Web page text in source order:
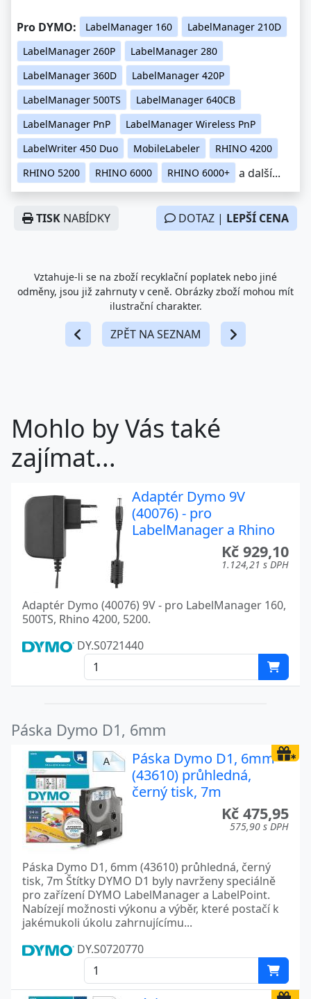
Pro DYMO: LabelManager 160
LabelManager 210D
LabelManager 260P
LabelManager 280
LabelManager 360D
LabelManager 420P
LabelManager 500TS
LabelManager 640CB
LabelManager PnP
LabelManager Wireless PnP
LabelWriter 450 Duo
MobileLabeler
RHINO 4200
RHINO 5200
RHINO 6000 RHINO 6000+ a další...
TISK NABÍDKY DOTAZ | LEPŠÍ CENA
Vztahuje-li se na zboží recyklační poplatek nebo jiné
odměny, jsou již zahrnuty v ceně. Obrázky zboží mohou mít
ilustrační charakter.
ZPĚT NA SEZNAM
Mohlo by Vás také
zajímat...
Adaptér Dymo 9V
(40076) - pro
LabelManager a Rhino
Kč 929,10
1.124,21 s DPH
Adaptér Dymo (40076) 9V - pro LabelManager 160,
500TS, Rhino 4200, 5200.
DY.S0721440
Páska Dymo D1, 6mm
Páska Dymo D1, 6mm
(43610) průhledná,
černý tisk, 7m
Kč 475,95
575,90 s DPH
Páska Dymo D1, 6mm (43610) průhledná, černý
tisk, 7m Štítky DYMO D1 byly navrženy speciálně
pro zařízení DYMO LabelManager a LabelPoint.
Nabízejí možnosti výkonu a výběr, které postačí k
jakémukoli úkolu zahrnujícímu...
DY.S0720770